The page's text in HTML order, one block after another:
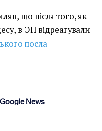
що після того, як
в ОП відреагували
посла
News